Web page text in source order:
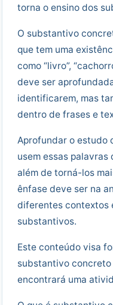
torna o ensino dos
O substantivo
que tem uma
como “livro”,
deve ser
identificarem, mas
dentro de frases e
Aprofundar o estudo
usem essas
além de torná-los
ênfase deve ser na
diferentes contextos
substantivos.
Este conteúdo visa
substantivo concreto
encontrará uma